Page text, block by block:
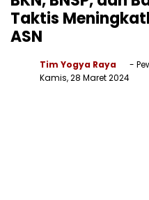
Taktis
ASN
Tim Yogya Raya
-
Kamis, 28 Maret 2024